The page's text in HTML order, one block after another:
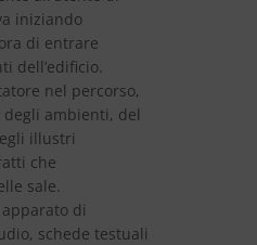
iniziando
di entrare
dell’edificio.
nel percorso,
ambienti, del
illustri
che
sale.
di
schede testuali